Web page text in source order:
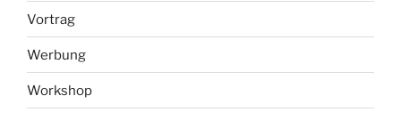
Vortrag
Werbung
Workshop